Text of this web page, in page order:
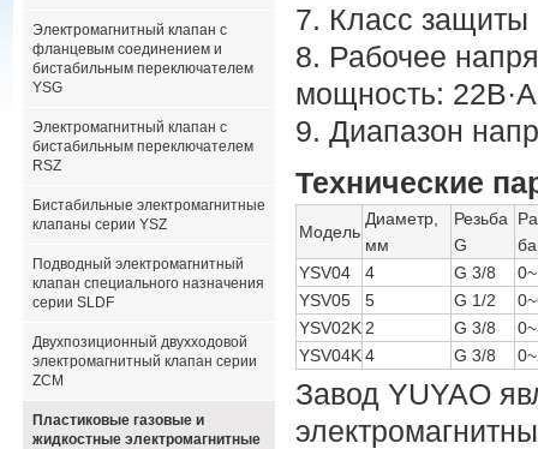
Электромагнитный клапан с
фланцевым соединением и
бистабильным переключателем
YSG
Электромагнитный клапан с
бистабильным переключателем
RSZ
Бистабильные электромагнитные
клапаны серии YSZ
Подводный электромагнитный
клапан специального назначения
серии SLDF
Двухпозиционный двухходовой
электромагнитный клапан серии
ZCM
Пластиковые газовые и
жидкостные электромагнитные
7. Класс защиты
8. Рабочее
мощность:
9. Диапазон
Технические
Модель
Диаметр,
мм
Резьба
G
YSV04
4 G 3/8
YSV05
5 G 1/2
YSV02K 2 G 3/8
YSV04K4 G 3/8
Завод YUYAO